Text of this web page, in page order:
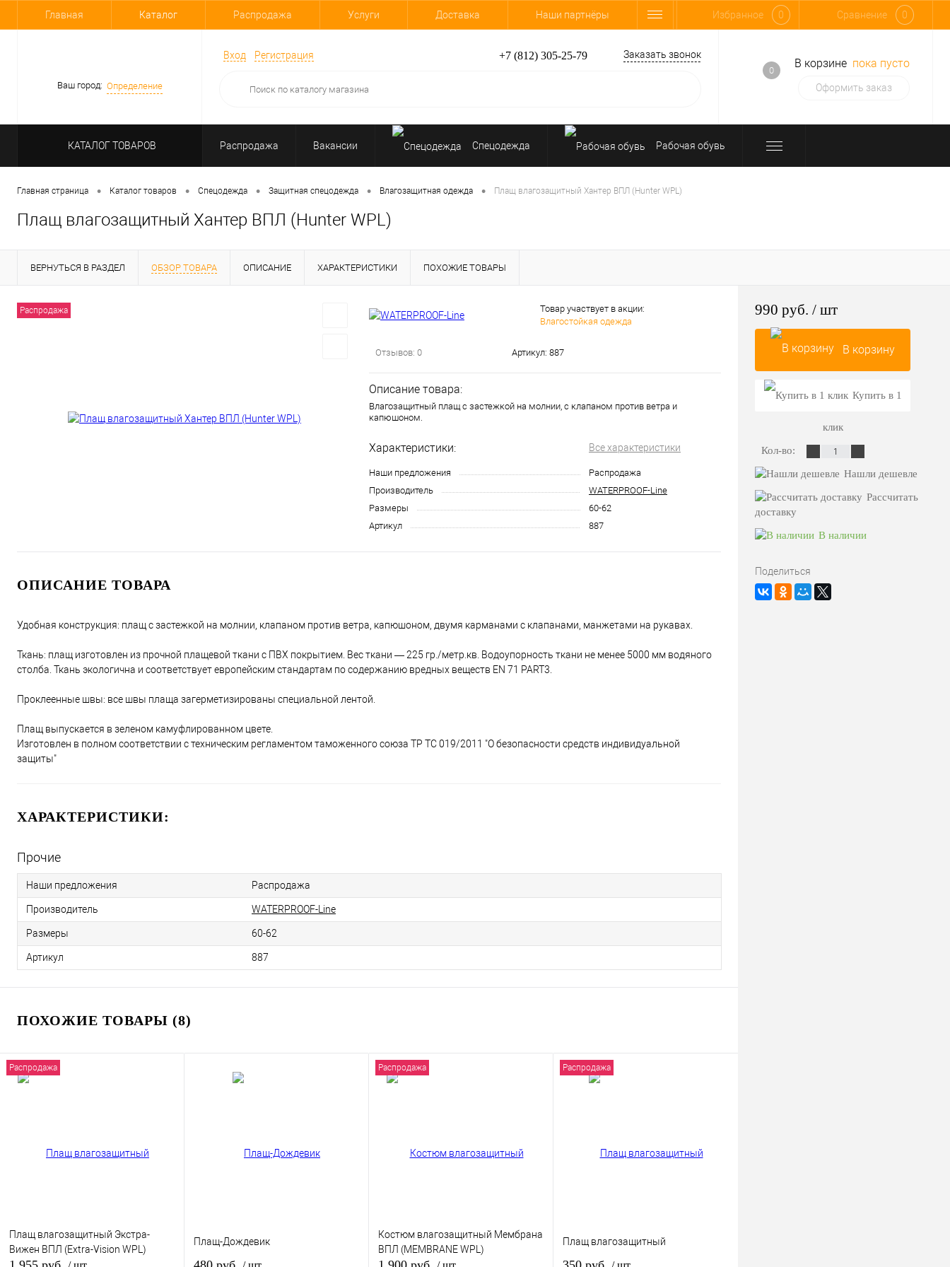
Главная Каталог Распродажа Услуги Доставка Наши партнёры Избранное 0 Сравнение 0
Ваш город: Определение
Вход Регистрация +7 (812) 305-25-79 Заказать звонок
0
В корзине пока пусто
Оформить заказ
КАТАЛОГ ТОВАРОВ Распродажа Вакансии Спецодежда Рабочая обувь
Главная страница • Каталог товаров • Спецодежда • Защитная спецодежда • Влагозащитная одежда • Плащ влагозащитный Хантер ВПЛ (Hunter WPL)
Плащ влагозащитный Хантер ВПЛ (Hunter WPL)
ВЕРНУТЬСЯ В РАЗДЕЛ ОБЗОР ТОВАРА ОПИСАНИЕ ХАРАКТЕРИСТИКИ ПОХОЖИЕ ТОВАРЫ
Распродажа
Товар участвует в акции:
Влагостойкая одежда
Отзывов: 0 Артикул: 887
Описание товара:
Влагозащитный плащ с застежкой на молнии, с клапаном против ветра и
капюшоном.
Характеристики: Все характеристики
Наши предложения
Распродажа
Производитель
WATERPROOF-Line
Размеры
60-62
Артикул
887
ОПИСАНИЕ ТОВАРА
Удобная конструкция: плащ с застежкой на молнии, клапаном против ветра, капюшоном, двумя карманами с клапанами, манжетами на рукавах.
Ткань: плащ изготовлен из прочной плащевой ткани с ПВХ покрытием. Вес ткани — 225 гр./метр.кв. Водоупорность ткани не менее 5000 мм водяного
столба. Ткань экологична и соответствует европейским стандартам по содержанию вредных веществ EN 71 PART3.
Проклеенные швы: все швы плаща загерметизированы специальной лентой.
Плащ выпускается в зеленом камуфлированном цвете.
Изготовлен в полном соответствии с техническим регламентом таможенного союза ТР ТС 019/2011 "О безопасности средств индивидуальной
защиты"
ХАРАКТЕРИСТИКИ:
Прочие
Наши предложения Распродажа
Производитель WATERPROOF-Line
Размеры 60-62
Артикул 887
ПОХОЖИЕ ТОВАРЫ (8)
Распродажа
Плащ влагозащитный Экстра-
Вижен ВПЛ (Extra-Vision WPL)
Плащ-Дождевик
Распродажа
Костюм влагозащитный Мембрана
ВПЛ (MEMBRANE WPL)
Распродажа
Плащ влагозащитный
990 руб. / шт
В корзину
Купить в 1
клик
Кол-во:
Нашли дешевле
Рассчитать
доставку
В наличии
Поделиться